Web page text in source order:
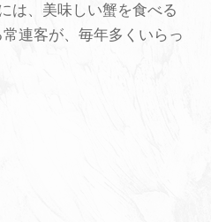
動画を見る
合わせ
は、美味しい蟹を食べる
連客が、毎年多くいらっ